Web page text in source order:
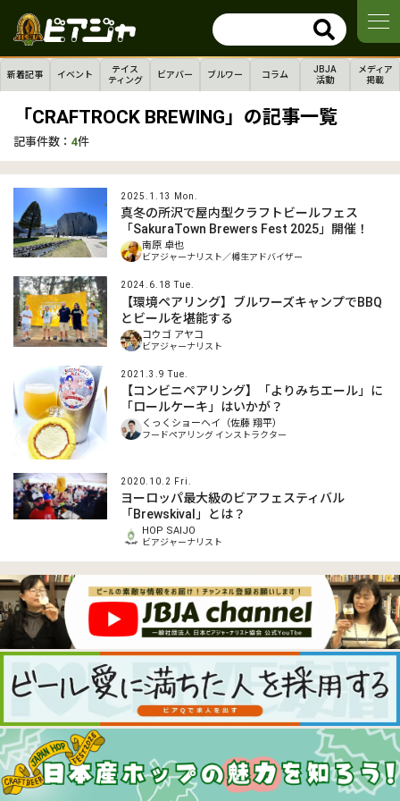
新着記事 イベント
テイス
ティング
ビアバー ブルワー コラム
JBJA
活動
メディア
掲載
「CRAFTROCK BREWING」の記事一覧
記事件数： 4件
2025.1.13 Mon.
真冬の所沢で屋内型クラフトビールフェス
「SakuraTown Brewers Fest 2025」開催！
南原 卓也
ビアジャーナリスト／樽生アドバイザー
2024.6.18 Tue.
【環境ペアリング】ブルワーズキャンプでBBQ
とビールを堪能する
コウゴ アヤコ
ビアジャーナリスト
2021.3.9 Tue.
【コンビニペアリング】「よりみちエール」に
「ロールケーキ」はいかが？
くっくショーヘイ（佐藤 翔平）
フードペアリング インストラクター
2020.10.2 Fri.
ヨーロッパ最大級のビアフェスティバル
「Brewskival」とは？
HOP SAIJO
ビアジャーナリスト